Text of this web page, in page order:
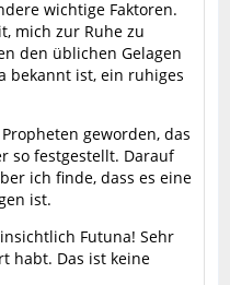
wichtige Faktoren.
mich zur Ruhe zu
den üblichen Gelagen
bekannt ist, ein ruhiges
geworden, das
so festgestellt. Darauf
ich finde, dass es eine
ist.
Futuna! Sehr
habt. Das ist keine